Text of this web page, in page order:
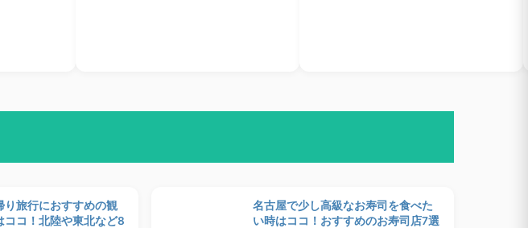
り旅行におすすめの観
ココ！北陸や東北など8
名古屋で少し高級なお寿司を食べた
い時はココ！おすすめのお寿司店7選